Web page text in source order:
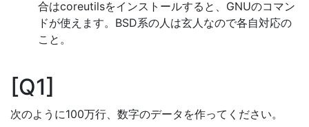
合はcoreutilsをインストールすると、GNUのコマン
ドが使えます。BSD系の人は玄人なので各自対応の
こと。
Q1
次のように100万行、数字のデータを作ってください。